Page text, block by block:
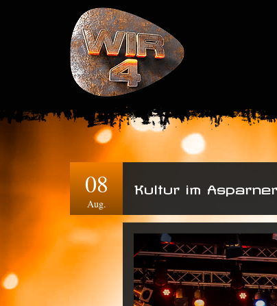
08
Aug.
Kultur im